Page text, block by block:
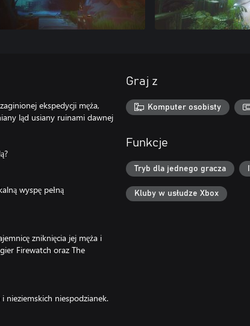
ekspedycji męża,
ląd usiany ruinami dawnej
wyspę pełną
zniknięcia jej męża i
Firewatch oraz The
nieziemskich niespodzianek.
Graj z
Komputer osobisty
Funkcje
Tryb dla jednego gracza
Kluby w usłudze Xbox